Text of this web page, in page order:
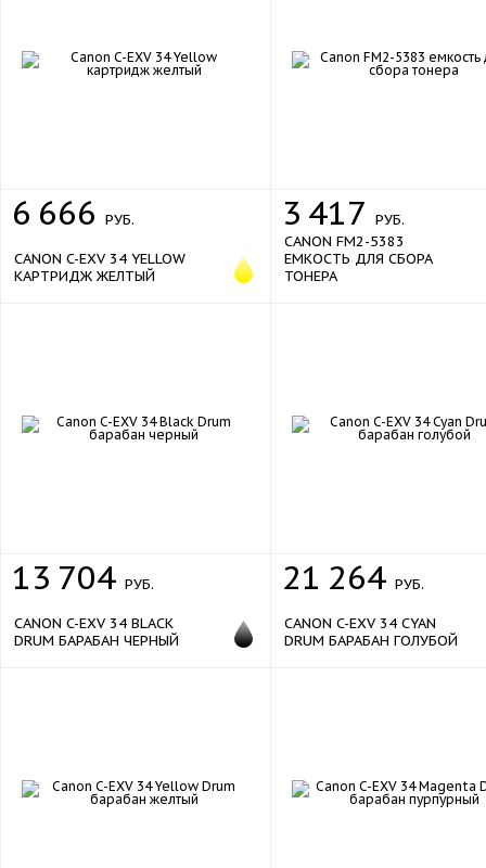
6 666 РУБ.
CANON C-EXV 34 YELLOW
КАРТРИДЖ ЖЕЛТЫЙ
3 417 РУБ.
CANON FM2-5383
ЕМКОСТЬ ДЛЯ СБОРА
ТОНЕРА
13 704 РУБ.
CANON C-EXV 34 BLACK
DRUM БАРАБАН ЧЕРНЫЙ
21 264 РУБ.
CANON C-EXV 34 CYAN
DRUM БАРАБАН ГОЛУБОЙ